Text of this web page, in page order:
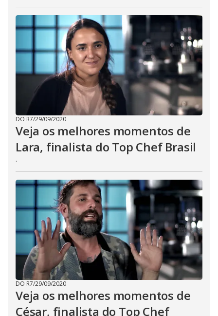
DO R7/29/09/2020
Veja os melhores momentos de
Lara, finalista do Top Chef Brasil
.
DO R7/29/09/2020
Veja os melhores momentos de
César, finalista do Top Chef